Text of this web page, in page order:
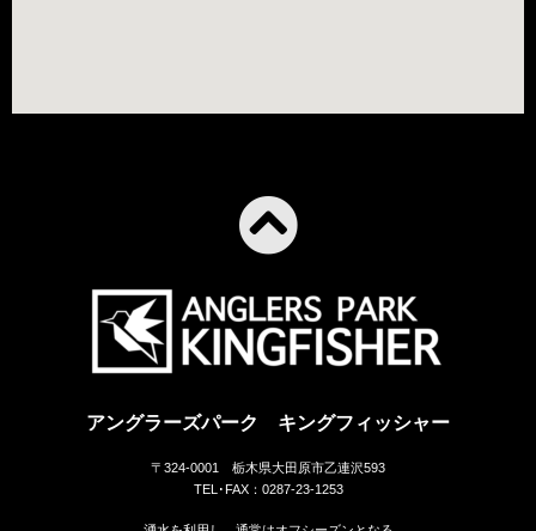
アングラーズパーク キングフィッシャー
〒324-0001 栃木県大田原市乙連沢593
TEL･FAX：0287-23-1253